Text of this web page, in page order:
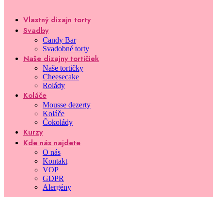
Vlastný dizajn torty
Svadby
Candy Bar
Svadobné torty
Naše dizajny tortičiek
Naše tortičky
Cheesecake
Rolády
Koláče
Mousse dezerty
Koláče
Čokolády
Kurzy
Kde nás najdete
O nás
Kontakt
VOP
GDPR
Alergény